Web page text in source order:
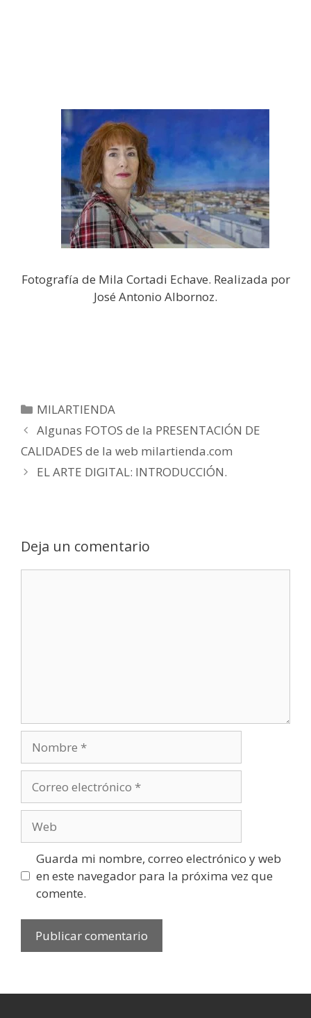
Fotografía de Mila Cortadi Echave. Realizada por
José Antonio Albornoz.
MILARTIENDA
Algunas FOTOS de la PRESENTACIÓN DE
CALIDADES de la web milartienda.com
EL ARTE DIGITAL: INTRODUCCIÓN.
Deja un comentario
Guarda mi nombre, correo electrónico y web
en este navegador para la próxima vez que
comente.